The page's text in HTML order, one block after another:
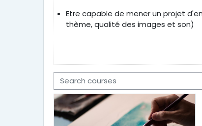
Etre capable de mener un projet
thème, qualité des images et son)
Search courses